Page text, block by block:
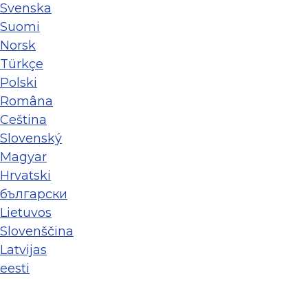
Svenska
Suomi
Norsk
Türkçe
Polski
Româna
Ceština
Slovenský
Magyar
Hrvatski
български
Lietuvos
Slovenščina
Latvijas
eesti